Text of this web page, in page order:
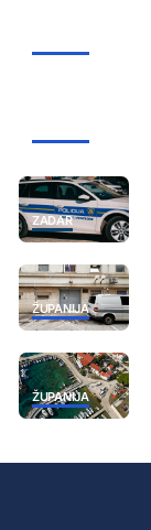
ZADAR
ŽUPANIJA
ŽUPANIJA